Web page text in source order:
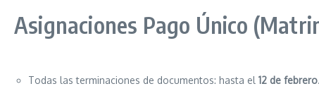
Asignaciones Pago Único
Todas las terminaciones de documentos: hasta el 12 de febrero.